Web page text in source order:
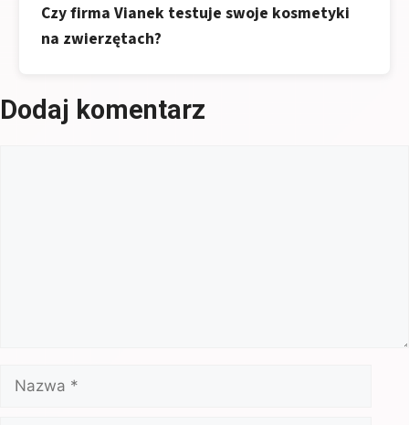
Czy firma Vianek testuje swoje kosmetyki
na zwierzętach?
Dodaj komentarz
Nazwa